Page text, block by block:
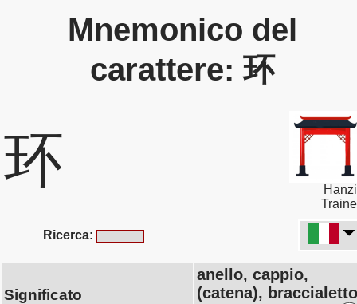
Mnemonico del
carattere: 环
环
Ricerca:
Significato
anello, cappio,
(catena), braccialetto